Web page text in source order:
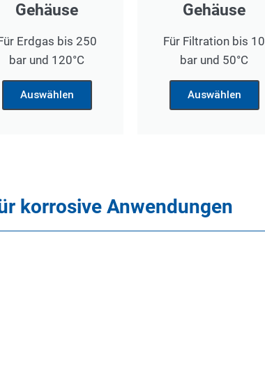
Gehäuse
Erdgas bis 250
bar und 120°C
Auswählen
Gehäuse
Für Filtration bis 10
bar und 50°C
Auswählen
korrosive Anwendungen